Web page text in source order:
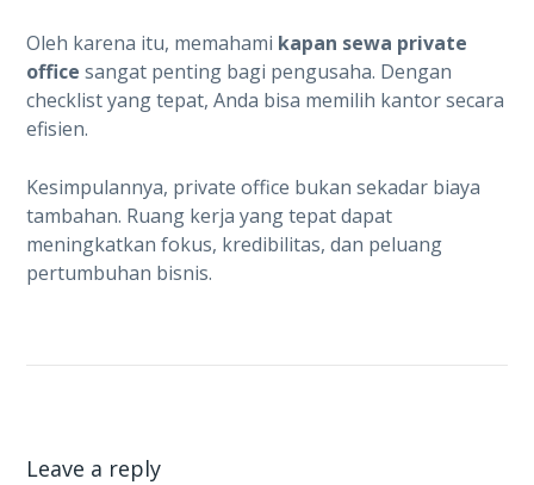
Oleh karena itu, memahami kapan sewa private
office sangat penting bagi pengusaha. Dengan
checklist yang tepat, Anda bisa memilih kantor secara
efisien.
Kesimpulannya, private office bukan sekadar biaya
tambahan. Ruang kerja yang tepat dapat
meningkatkan fokus, kredibilitas, dan peluang
pertumbuhan bisnis.
Leave a reply